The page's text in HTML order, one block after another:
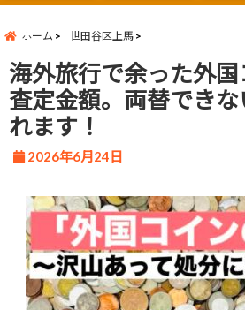
ホーム 世田谷区上馬
海外旅行で余った外
査定金額。両替でき
れます！
2026年6月24日